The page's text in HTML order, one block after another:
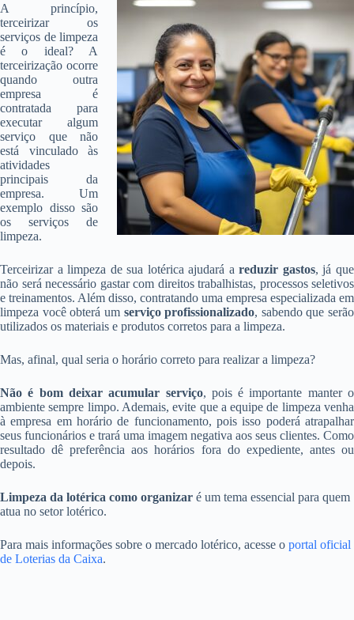
A princípio,
terceirizar os
serviços de limpeza
é o ideal? A
terceirização ocorre
quando outra
empresa é
contratada para
executar algum
serviço que não
está vinculado às
atividades
principais da
empresa. Um
exemplo disso são
os serviços de
limpeza.
Terceirizar a limpeza de sua lotérica ajudará areduzir gastos, já que
não será necessário gastar com direitos trabalhistas, processos seletivos
e treinamentos. Além disso, contratando uma empresa especializada em
limpeza você obterá um serviço profissionalizado, sabendo que serão
utilizados os materiais e produtos corretos para a limpeza.
Mas, afinal, qual seria o horário correto para realizar a limpeza?
Não é bom deixar acumular serviço, pois é importante manter o
ambiente sempre limpo. Ademais, evite que a equipe de limpeza venha
à empresa em horário de funcionamento, pois isso poderá atrapalhar
seus funcionários e trará uma imagem negativa aos seus clientes. Como
resultado dê preferência aos horários fora do expediente, antes ou
depois.
Limpeza da lotérica como organizar é um tema essencial para quem
atua no setor lotérico.
Para mais informações sobre o mercado lotérico, acesse o portal oficial
de Loterias da Caixa.